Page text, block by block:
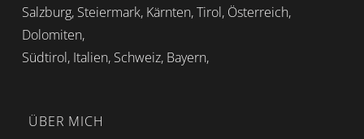
Salzburg, Steiermark, Kärnten, Tirol, Österreich,
Dolomiten,
Südtirol, Italien, Schweiz, Bayern,
ÜBER MICH